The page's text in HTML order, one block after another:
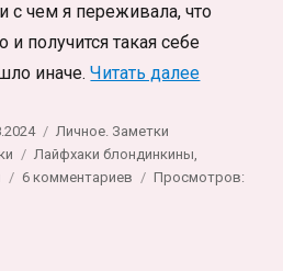
с чем я переживала, что
получится такая себе
иначе.Читать далее«Как я
Рубрики
Личное. Заметки
Метки
Лайфхаки блондинкины,
6 комментариев
Просмотров: